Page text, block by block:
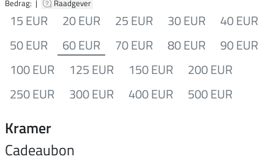
Bedrag: | Raadgever
15 EUR 20 EUR 25 EUR 30 EUR
40 EUR
50 EUR
60 EUR 70 EUR 80 EUR
90 EUR
100 EUR
125 EUR 150 EUR
200 EUR
250 EUR
300 EUR 400 EUR 500 EUR
Kramer
Cadeaubon